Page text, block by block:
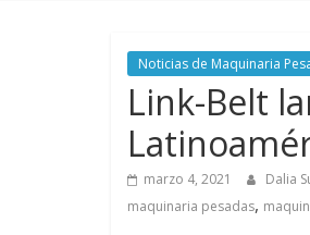
n
s
m
a
Noticias de Maquinaria
Link-Belt
marzo 4, 2021 Dalia
maquinaria pesadas,